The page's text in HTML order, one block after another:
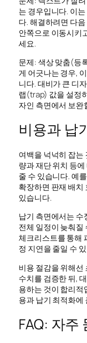
는 경우입니다. 이
다. 해결하려면 다
안쪽으로 이동시키
세요.
문제: 색상 맞춤(등
게 어긋나는 경우,
니다. 대비가 큰 디
랩(trap) 값을 설정
자인 측면에서 보완
비용과 납
여백을 넉넉히 잡는
량과 재단 위치 등
줄 수 있습니다. 예
확장하면 판재 배치
있습니다.
납기 측면에서는 수
전체 일정이 늦춰질
체크리스트를 통해
정 지연을 줄일 수
비용 절감을 위해선
수치를 검증한 뒤,
용하는 것이 합리적
용과 납기 최적화에
FAQ: 자주